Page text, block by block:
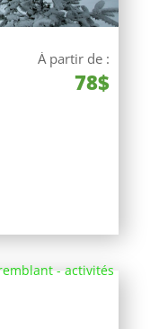
À partir de :
78$